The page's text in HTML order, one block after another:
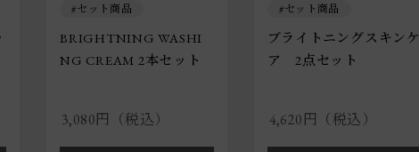
セット商品
BRIGHTNING WASHI
NG CREAM 2本セット
3,080円（税込）
セット商品
ブライトニングスキンケ
ア 2点セット
4,620円（税込）